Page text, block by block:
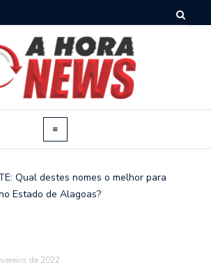
Qual destes nomes o melhor para
Estado de Alagoas?
de 2022